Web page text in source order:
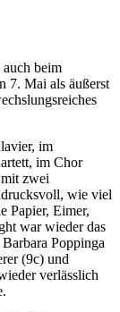
beim
7. Mai als äußerst
im
im Chor
zwei
wie viel
Papier, Eimer,
war wieder das
Poppinga
(9c) und
verlässlich